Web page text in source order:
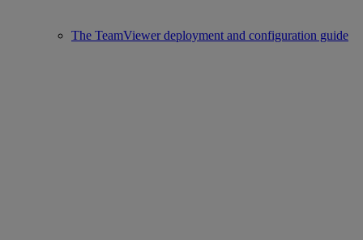
The TeamViewer deployment and configuration guide